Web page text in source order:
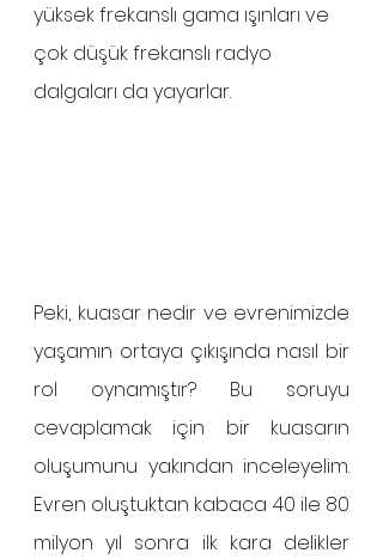
yüksek frekanslı gama ışınları ve
çok düşük frekanslı radyo
dalgaları da yayarlar.
Peki, kuasar nedir ve evrenimizde
yaşamın ortaya çıkışında nasıl bir
rol oynamıştır? Bu soruyu
cevaplamak için bir kuasarın
oluşumunu yakından inceleyelim.
Evren oluştuktan kabaca 40 ile 80
milyon yıl sonra ilk kara delikler